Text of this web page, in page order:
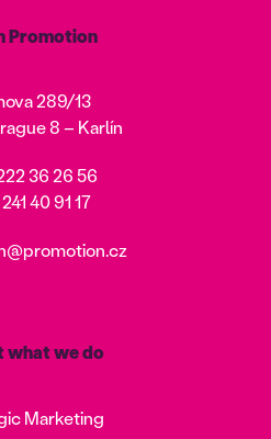
Promotion
289/13
8 – Karlín
36 26 56
40 91 17
what we do
Marketing